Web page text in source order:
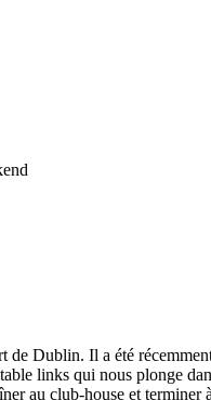
de Dublin. Il a été
links qui nous plonge
au club-house et